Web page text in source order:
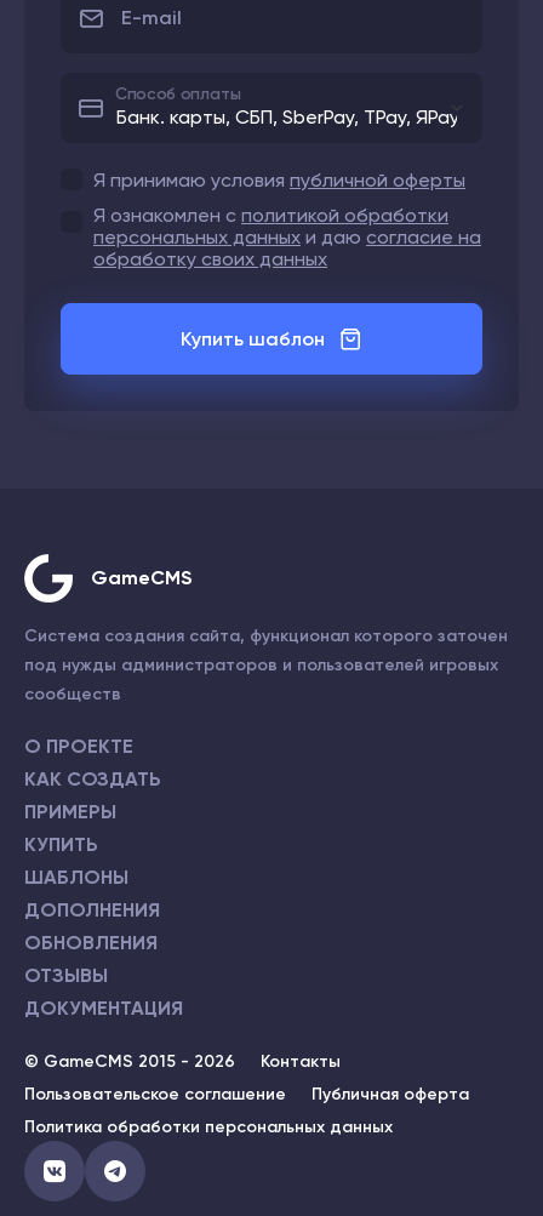
E-mail
Способ оплаты
Я принимаю условия публичной оферты
Я ознакомлен с политикой обработки
персональных данных и даю согласие на
обработку своих данных
Купить шаблон
GameCMS
Система создания сайта, функционал которого заточен
под нужды администраторов и пользователей игровых
сообществ
О ПРОЕКТЕ
КАК СОЗДАТЬ
ПРИМЕРЫ
КУПИТЬ
ШАБЛОНЫ
ДОПОЛНЕНИЯ
ОБНОВЛЕНИЯ
ОТЗЫВЫ
ДОКУМЕНТАЦИЯ
© GameCMS 2015 - 2026
Контакты
Пользовательское соглашение
Публичная оферта
Политика обработки персональных данных